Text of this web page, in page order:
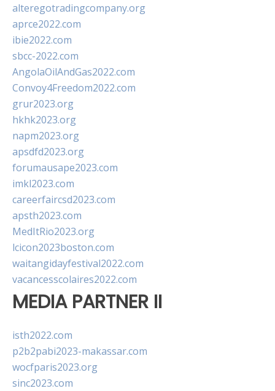
alteregotradingcompany.org
aprce2022.com
ibie2022.com
sbcc-2022.com
AngolaOilAndGas2022.com
Convoy4Freedom2022.com
grur2023.org
hkhk2023.org
napm2023.org
apsdfd2023.org
forumausape2023.com
imkl2023.com
careerfaircsd2023.com
apsth2023.com
MedItRio2023.org
lcicon2023boston.com
waitangidayfestival2022.com
vacancesscolaires2022.com
MEDIA PARTNER II
isth2022.com
p2b2pabi2023-makassar.com
wocfparis2023.org
sinc2023.com